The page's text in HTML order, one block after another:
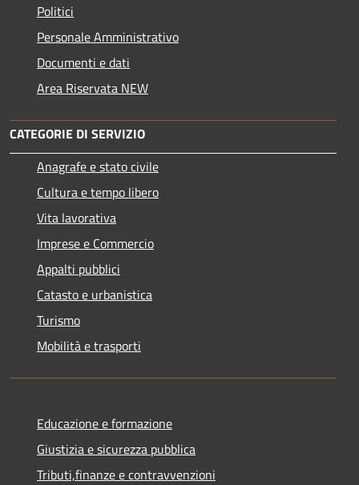
Politici
Personale Amministrativo
Documenti e dati
Area Riservata NEW
CATEGORIE DI SERVIZIO
Anagrafe e stato civile
Cultura e tempo libero
Vita lavorativa
Imprese e Commercio
Appalti pubblici
Catasto e urbanistica
Turismo
Mobilità e trasporti
Educazione e formazione
Giustizia e sicurezza pubblica
Tributi,finanze e contravvenzioni